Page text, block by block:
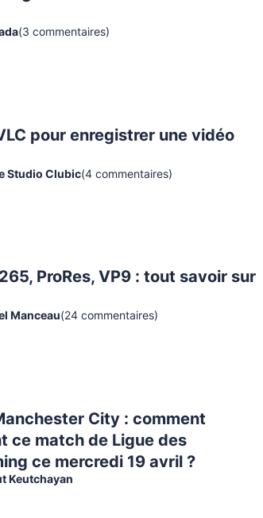
(3 commentaires)
pour enregistrer une vidéo
Studio Clubic(4 commentaires)
ProRes, VP9 : tout savoir sur
Manceau(24 commentaires)
City : comment
ce match de Ligue des
ce mercredi 19 avril ?
Keutchayan